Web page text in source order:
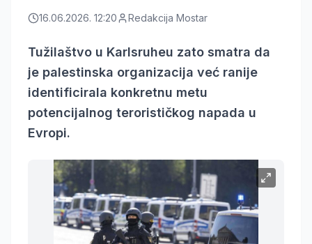
16.06.2026. 12:20 Redakcija Mostar
Tužilaštvo u Karlsruheu zato smatra da
je palestinska organizacija već ranije
identificirala konkretnu metu
potencijalnog terorističkog napada u
Evropi.